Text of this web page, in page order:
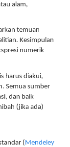
alam,
temuan
Kesimpulan
numerik
harus diakui,
Semua sumber
dan baik
(jika ada)
(Mendeley